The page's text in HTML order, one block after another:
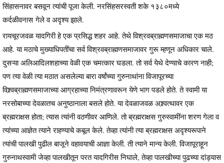
सिंहासनावर बसवून त्यांची पूजा केली. नरसिंहसरस्वती शके १३८०मध्ये
कर्दळीवनास गेले व अदृश्य झाले.
रायचूरजवळ यादगिरी हे एक प्रसिद्ध शहर आहे. तेथे विश्रवब्राह्मणसमाजाचा एक मठ
आहे. या मठाचे मुख्याधिपतींचा सर्व विश्रवब्राह्मणसमाजावर गुरू म्हणून अधिकार चाले.
दुसऱ्या अलिआदिलशहाच्या वेळी एक चमत्कार घडला. तो सर्व येथे देण्याचे कारण नाही;
पण त्या वेळी त्या मठात असलेल्या बारा वर्षांच्या गुरुनाथांना विजापूरच्या
विश्र्वब्राह्मणसमाजाच्या आग्रहाच्या निमंत्रणावरून येणे भाग पडले होते. ते स्वामी या
नरसोबाच्या देवळातच अनुष्ठानाला बसले होते. या देवळाजवळ अश्र्वत्थावर एक
ब्रह्मराक्षस होता; त्यास त्यांनी वठणीवर आणिले. तो ब्रह्मराक्षस गुरुस्वामींना शरण गेला व
त्यांच्या आज्ञेत त्याने राहण्याचे कबूल केले. तेव्हा त्यांनी त्या ब्रह्मराक्षस अदृश्यरूपाने
त्यांची पालखी पुढील बाजूने वहावयाची आज्ञा केली. ती त्याने मान्य केली. विजापूराहून
गुरुनाथस्वामी जेव्हा पालखीतून परत यादगिरीस निघाले, तेव्हा पालखीच्या पुढच्या दांड्यास